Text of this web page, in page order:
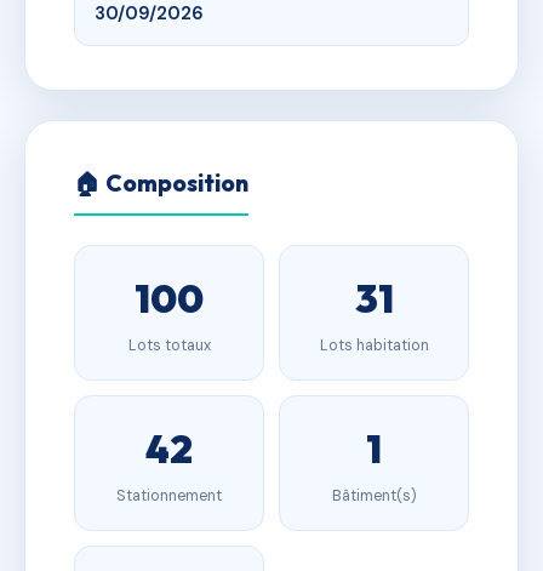
30/09/2026
🏠 Composition
100
Lots totaux
31
Lots habitation
42
Stationnement
1
Bâtiment(s)